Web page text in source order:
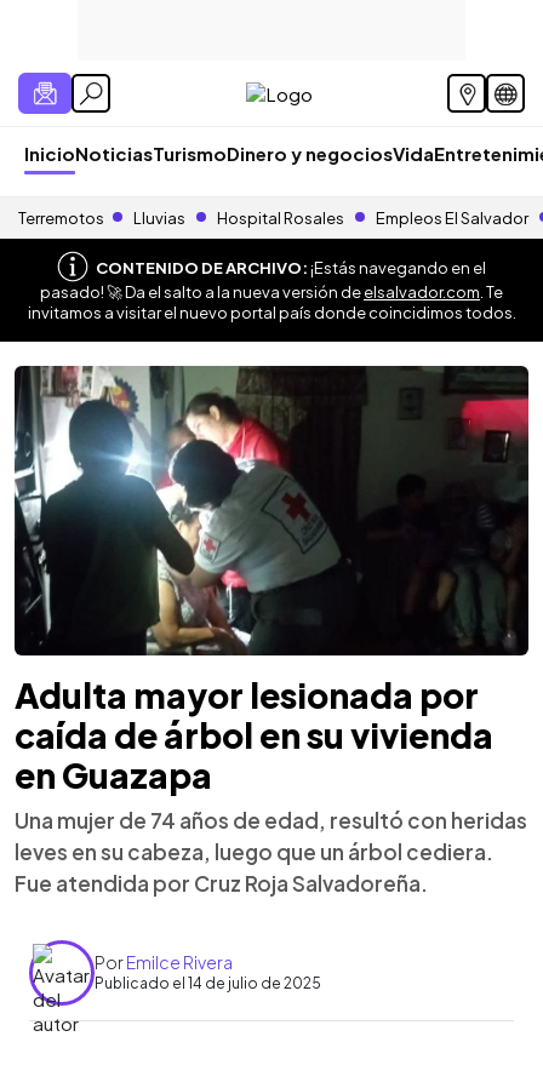
InicioNoticiasTurismoDinero y negociosVida
Terremotos Lluvias Hospital Rosales Empleos El Salvador
CONTENIDO DE ARCHIVO:¡Estás navegando en el
pasado! 🚀 Da el salto a la nueva versión deelsalvador.com . Te
invitamos a visitar el nuevo portal país donde coincidimos todos.
Adulta mayor lesionada por
caída de árbol en su vivienda
en Guazapa
Una mujer de 74 años de edad, resultó con heridas
leves en su cabeza, luego que un árbol cediera.
Fue atendida por Cruz Roja Salvadoreña.
PorEmilce Rivera
Publicado el 14 de julio de 2025